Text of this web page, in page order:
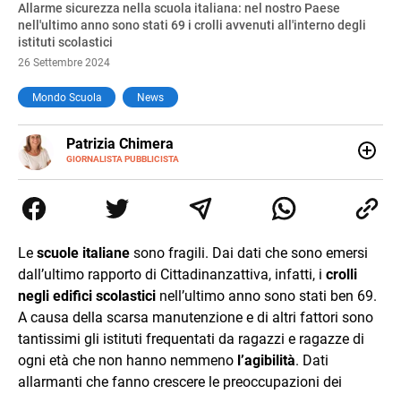
Allarme sicurezza nella scuola italiana: nel nostro Paese
nell'ultimo anno sono stati 69 i crolli avvenuti all'interno degli
istituti scolastici
26 Settembre 2024
Mondo Scuola News
Patrizia Chimera
GIORNALISTA PUBBLICISTA
E-
MAIL
LINKEDIN
collaborato con grandi gruppi editoriali e agenzie di
comunicazione specializzandosi nella scrittura di articoli
Le scuole italiane sono fragili. Dai dati che sono emersi
dall’ultimo rapporto di Cittadinanzattiva, infatti, i crolli
negli edifici scolastici nell’ultimo anno sono stati ben 69.
A causa della scarsa manutenzione e di altri fattori sono
tantissimi gli istituti frequentati da ragazzi e ragazze di
ogni età che non hanno nemmeno l’agibilità. Dati
allarmanti che fanno crescere le preoccupazioni dei